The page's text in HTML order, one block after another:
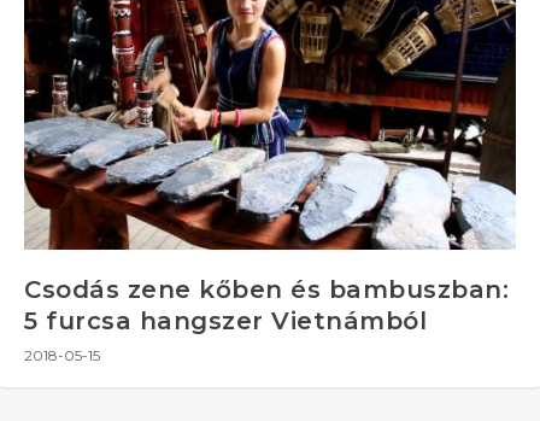
Csodás zene kőben és bambuszban:
5 furcsa hangszer Vietnámból
2018-05-15